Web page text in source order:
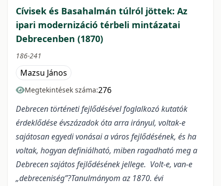
Cívisek és Basahalmán túlról jöttek: Az
ipari modernizáció térbeli mintázatai
Debrecenben (1870)
186-241
Mazsu János
Megtekintések száma:276
Debrecen történeti fejlődésével foglalkozó kutatók
érdeklődése évszázadok óta arra irányul, voltak-e
sajátosan egyedi vonásai a város fejlődésének, és ha
voltak, hogyan definiálható, miben ragadható meg a
Debrecen sajátos fejlődésének jellege. Volt-e, van-e
„debreceniség”?Tanulmányom az 1870. évi